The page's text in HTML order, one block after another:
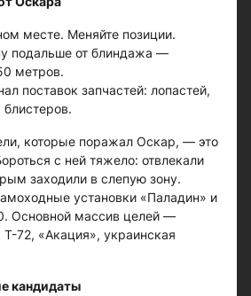
месте. Меняйте позиции.
подальше от блиндажа —
метров.
поставок запчастей: лопастей,
которые поражал Оскар, — это
с ней тяжело: отвлекали
заходили в слепую зону.
установки «Паладин» и
Основной массив целей —
Т-72, «Акация», украинская
кандидаты